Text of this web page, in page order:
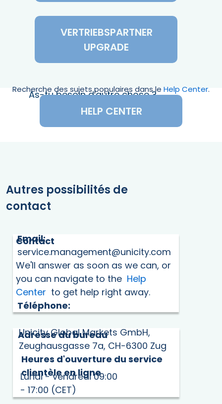
VERTRIEBSPARTNER
UPGRADE
As-tu besoin d'autre chose ?
Recherche des sujets populaires dans le Help Center.
HELP CENTER
Autres possibilités de
contact
Contact
Email:
service.management@unicity.com
We'll answer as soon as we can, or
you can navigate to the Help
Center to get help right away.
Téléphone:
Adresse du bureau
Unicity Global Markets GmbH,
Zeughausgasse 7a, CH-6300 Zug
Heures d'ouverture du service
clientèle en ligne
Lundi - vendredi 09:00
- 17:00 (CET)